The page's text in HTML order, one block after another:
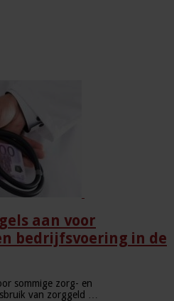
aan voor
bedrijfsvoering in de
sommige zorg- en
van zorggeld …